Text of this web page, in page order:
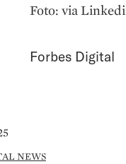
Foto: via
Forbes Digital
NEWS